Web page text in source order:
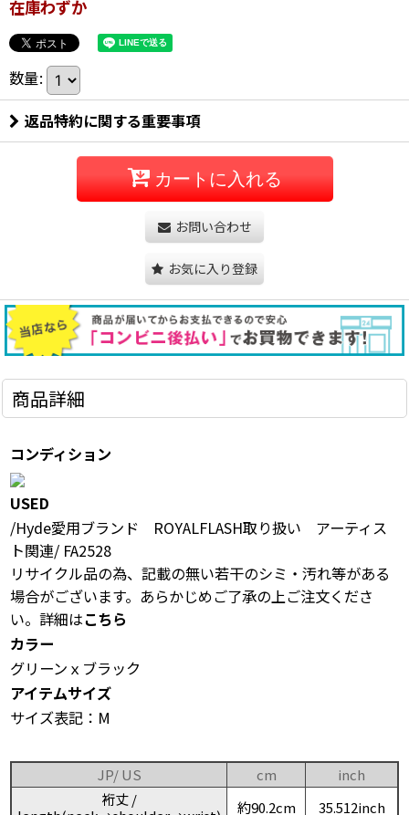
在庫わずか
数量:
返品特約に関する重要事項
カートに入れる
お問い合わせ
お気に入り登録
商品詳細
コンディション
USED
/Hyde愛用ブランド ROYALFLASH取り扱い アーティス
ト関連/ FA2528
リサイクル品の為、記載の無い若干のシミ・汚れ等がある
場合がございます。あらかじめご了承の上ご注文くださ
い。詳細はこちら
カラー
グリーンｘブラック
アイテムサイズ
サイズ表記：M
JP/ US cm
inch
裄丈 /
約90.2cm
35.512inch